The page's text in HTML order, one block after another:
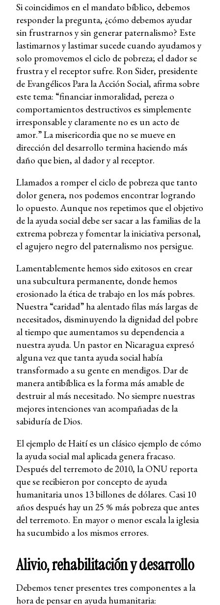
Si coincidimos en el mandato bíblico, debemos
responder la pregunta, ¿cómo debemos ayudar
sin frustrarnos y sin generar paternalismo? Este
lastimarnos y lastimar sucede cuando ayudamos y
solo promovemos el ciclo de pobreza; el dador se
frustra y el receptor sufre. Ron Sider, presidente
de Evangélicos Para la Acción Social, afirma sobre
este tema: “financiar inmoralidad, pereza o
comportamientos destructivos es simplemente
irresponsable y claramente no es un acto de
amor.” La misericordia que no se mueve en
dirección del desarrollo termina haciendo más
daño que bien, al dador y al receptor.
Llamados a romper el ciclo de pobreza que tanto
dolor genera, nos podemos encontrar logrando
lo opuesto. Aunque nos repetimos que el objetivo
de la ayuda social debe ser sacar a las familias de la
extrema pobreza y fomentar la iniciativa personal,
el agujero negro del paternalismo nos persigue.
Lamentablemente hemos sido exitosos en crear
una subcultura permanente, donde hemos
erosionado la ética de trabajo en los más pobres.
Nuestra “caridad” ha alentado filas más largas de
necesitados, disminuyendo la dignidad del pobre
al tiempo que aumentamos su dependencia a
nuestra ayuda. Un pastor en Nicaragua expresó
alguna vez que tanta ayuda social había
transformado a su gente en mendigos. Dar de
manera antibíblica es la forma más amable de
destruir al más necesitado. No siempre nuestras
mejores intenciones van acompañadas de la
sabiduría de Dios.
El ejemplo de Haití es un clásico ejemplo de cómo
la ayuda social mal aplicada genera fracaso.
Después del terremoto de 2010, la ONU reporta
que se recibieron por concepto de ayuda
humanitaria unos 13 billones de dólares. Casi 10
años después hay un 25 % más pobreza que antes
del terremoto. En mayor o menor escala la iglesia
ha sucumbido a los mismos errores.
Alivio, rehabilitación y desarrollo
Debemos tener presentes tres componentes a la
hora de pensar en ayuda humanitaria: